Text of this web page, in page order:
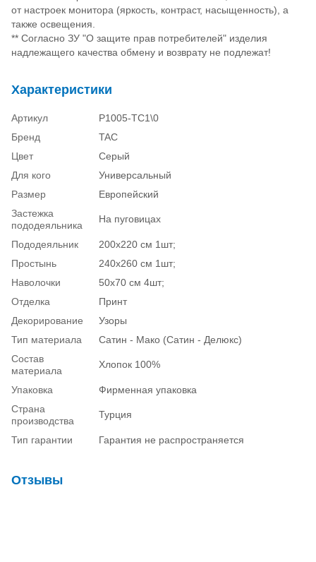
от настроек монитора (яркость, контраст, насыщенность), а
также освещения.
** Согласно ЗУ "О защите прав потребителей" изделия
надлежащего качества обмену и возврату не подлежат!
Характеристики
Артикул
P1005-TС1\0
Бренд
TAC
Цвет
Серый
Для кого
Универсальный
Размер
Европейский
Застежка
пододеяльника
На пуговицах
Пододеяльник
200х220 см 1шт;
Простынь
240х260 см 1шт;
Наволочки
50х70 см 4шт;
Отделка
Принт
Декорирование
Узоры
Тип материала
Сатин - Мако (Сатин - Делюкс)
Состав
материала
Хлопок 100%
Упаковка
Фирменная упаковка
Страна
производства
Турция
Тип гарантии Гарантия не распространяется
Отзывы